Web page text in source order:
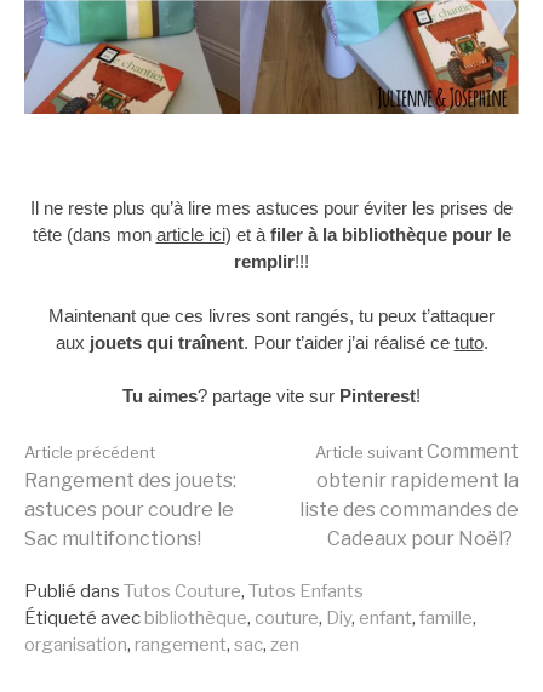
Il ne reste plus qu’à lire mes astuces pour éviter les prises de
tête (dans mon article ici) et à filer à la bibliothèque pour le
remplir!!!
Maintenant que ces livres sont rangés, tu peux t’attaquer
aux jouets qui traînent. Pour t’aider j’ai réalisé ce tuto.
Tu aimes? partage vite sur Pinterest!
Lire
la
suite
Article précédent
Rangement des jouets:
astuces pour coudre le
Sac multifonctions!
Article suivantComment
obtenir rapidement la
liste des commandes de
Cadeaux pour Noël?
Publié dans Tutos Couture, Tutos Enfants
Étiqueté avecbibliothèque, couture, Diy, enfant, famille,
organisation, rangement, sac, zen